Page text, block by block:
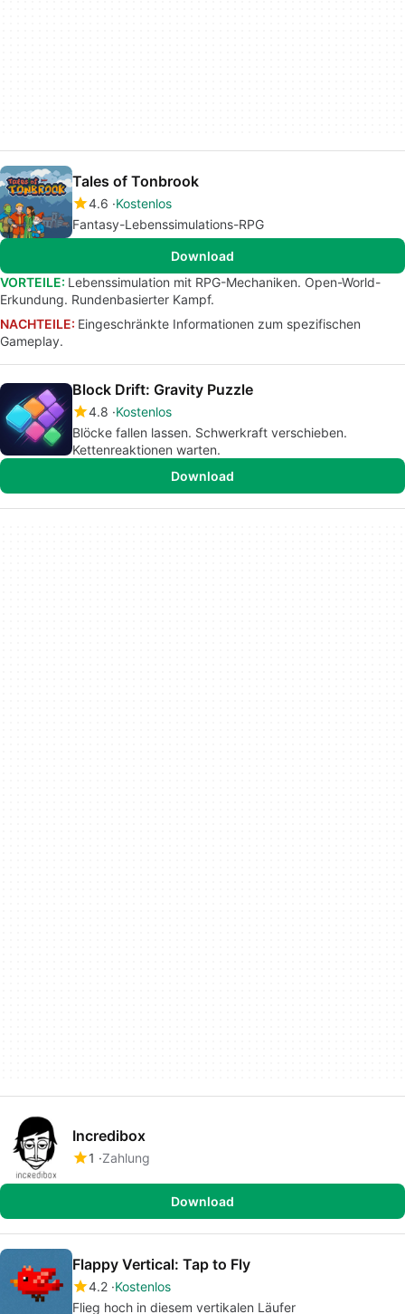
Tales of Tonbrook
4.6 Kostenlos
Fantasy-Lebenssimulations-RPG
Download
VORTEILE: Lebenssimulation mit RPG-Mechaniken. Open-World-
Erkundung. Rundenbasierter Kampf.
NACHTEILE: Eingeschränkte Informationen zum spezifischen
Gameplay.
Block Drift: Gravity Puzzle
4.8 Kostenlos
Blöcke fallen lassen. Schwerkraft verschieben.
Kettenreaktionen warten.
Download
Incredibox
1 Zahlung
Download
Flappy Vertical: Tap to Fly
4.2 Kostenlos
Flieg hoch in diesem vertikalen Läufer